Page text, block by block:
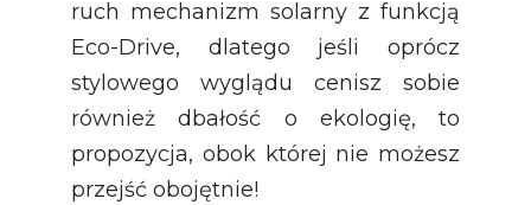
ruch mechanizm solarny z funkcją
Eco-Drive, dlatego jeśli oprócz
stylowego wyglądu cenisz sobie
również dbałość o ekologię, to
propozycja, obok której nie możesz
przejść obojętnie!